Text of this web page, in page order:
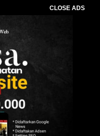
CLOSE ADS